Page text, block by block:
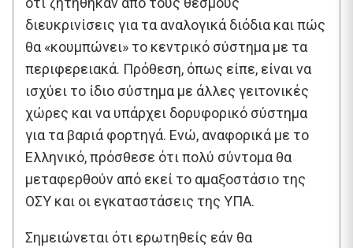
διευκρινίσεις για τα αναλογικά διόδια και πώς
θα «κουμπώνει» το κεντρικό σύστημα με τα
περιφερειακά. Πρόθεση, όπως είπε, είναι να
ισχύει το ίδιο σύστημα με άλλες γειτονικές
χώρες και να υπάρχει δορυφορικό σύστημα
για τα βαριά φορτηγά. Ενώ, αναφορικά με το
Ελληνικό, πρόσθεσε ότι πολύ σύντομα θα
μεταφερθούν από εκεί το αμαξοστάσιο της
ΟΣΥ και οι εγκαταστάσεις της ΥΠΑ.
Σημειώνεται ότι ερωτηθείς εάν θα